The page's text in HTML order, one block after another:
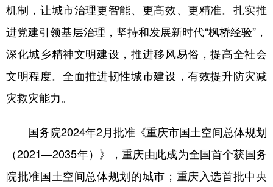
机制，让城市治理更智能、更高效、更精准。扎实推
进党建引领基层治理，坚持和发展新时代“枫桥经验”，
深化城乡精神文明建设，推进移风易俗，提高全社会
文明程度。全面推进韧性城市建设，有效提升防灾减
灾救灾能力。
国务院2024年2月批准《重庆市国土空间总体规划
（2021—2035年）》，重庆由此成为全国首个获国务
院批准国土空间总体规划的城市；重庆入选首批中央